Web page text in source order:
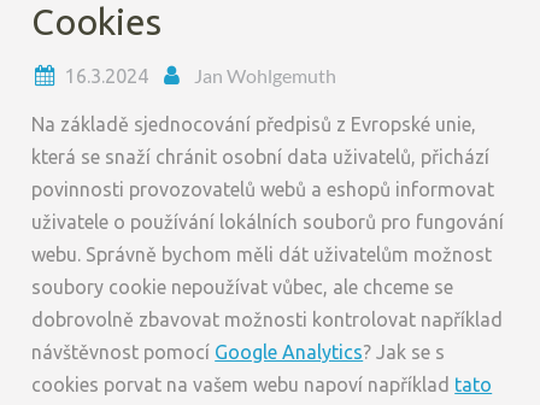
Cookies
16.3.2024 Jan Wohlgemuth
Na základě sjednocování předpisů z Evropské unie,
která se snaží chránit osobní data uživatelů, přichází
povinnosti provozovatelů webů a eshopů informovat
uživatele o používání lokálních souborů pro fungování
webu. Správně bychom měli dát uživatelům možnost
soubory cookie nepoužívat vůbec, ale chceme se
dobrovolně zbavovat možnosti kontrolovat například
návštěvnost pomocí Google Analytics? Jak se s
cookies porvat na vašem webu napoví například tato